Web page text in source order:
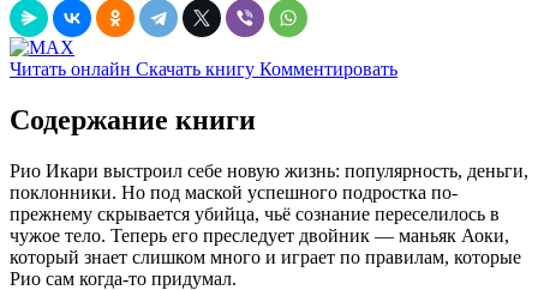
Читать онлайн Скачать книгу Комментировать
Содержание книги
Рио Икари выстроил себе новую жизнь: популярность, деньги,
поклонники. Но под маской успешного подростка по-
прежнему скрывается убийца, чьё сознание переселилось в
чужое тело. Теперь его преследует двойник — маньяк Аоки,
который знает слишком много и играет по правилам, которые
Рио сам когда-то придумал.